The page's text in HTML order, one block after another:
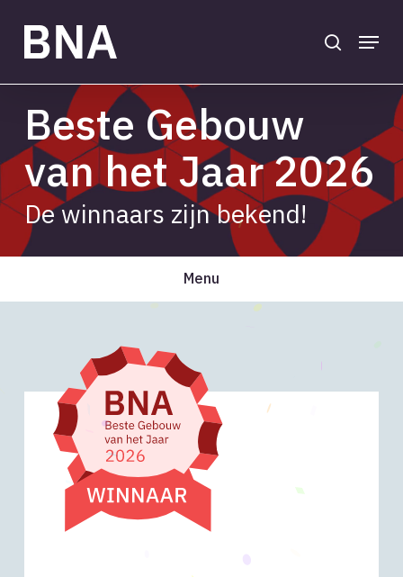
main
Menu
Beste Gebouw
van het Jaar 2026
De winnaars zijn bekend!
Menu
Close